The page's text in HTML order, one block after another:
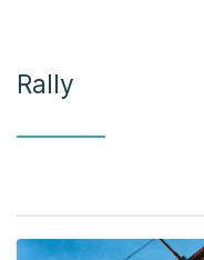
Rally